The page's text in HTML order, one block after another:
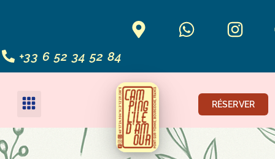
+33 6 52 34 52 84
RÉSERVER